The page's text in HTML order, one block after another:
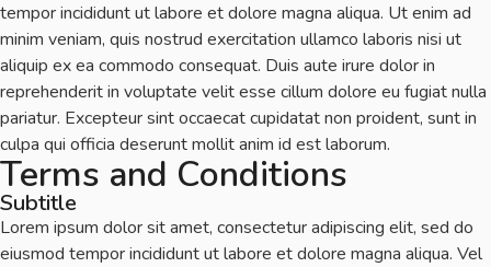
tempor incididunt ut labore et dolore magna aliqua. Ut enim ad
minim veniam, quis nostrud exercitation ullamco laboris nisi ut
aliquip ex ea commodo consequat. Duis aute irure dolor in
reprehenderit in voluptate velit esse cillum dolore eu fugiat nulla
pariatur. Excepteur sint occaecat cupidatat non proident, sunt in
culpa qui officia deserunt mollit anim id est laborum.
Terms and Conditions
Subtitle
Lorem ipsum dolor sit amet, consectetur adipiscing elit, sed do
eiusmod tempor incididunt ut labore et dolore magna aliqua. Vel